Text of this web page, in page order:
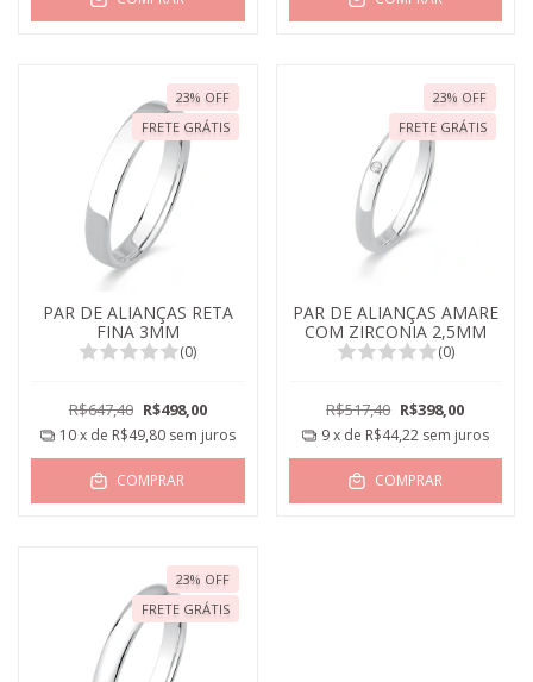
23% OFF
FRETE GRÁTIS
PAR DE ALIANÇAS RETA
FINA 3MM
(0)
R$647,40 R$498,00
10x de R$49,80 sem juros
COMPRAR
23% OFF
FRETE GRÁTIS
PAR DE ALIANÇAS AMARE
COM ZIRCONIA 2,5MM
(0)
R$517,40 R$398,00
9x de R$44,22 sem juros
COMPRAR
23% OFF
FRETE GRÁTIS